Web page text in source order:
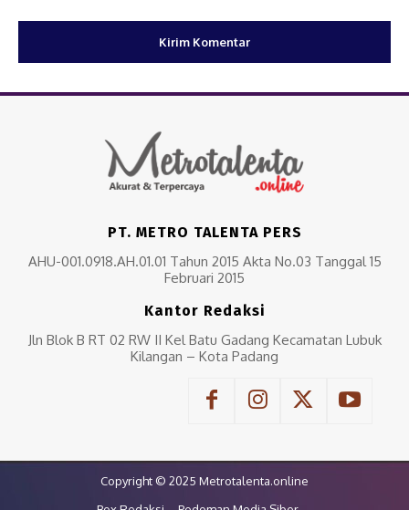
PT. METRO TALENTA PERS
AHU-001.0918.AH.01.01 Tahun 2015 Akta No.03 Tanggal 15
Februari 2015
Kantor Redaksi
Jln Blok B RT 02 RW II Kel Batu Gadang Kecamatan Lubuk
Kilangan – Kota Padang
Copyright © 2025 Metrotalenta.online